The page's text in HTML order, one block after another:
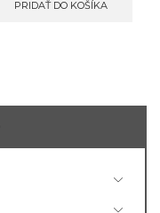
PRIDAŤ DO KOŠÍKA